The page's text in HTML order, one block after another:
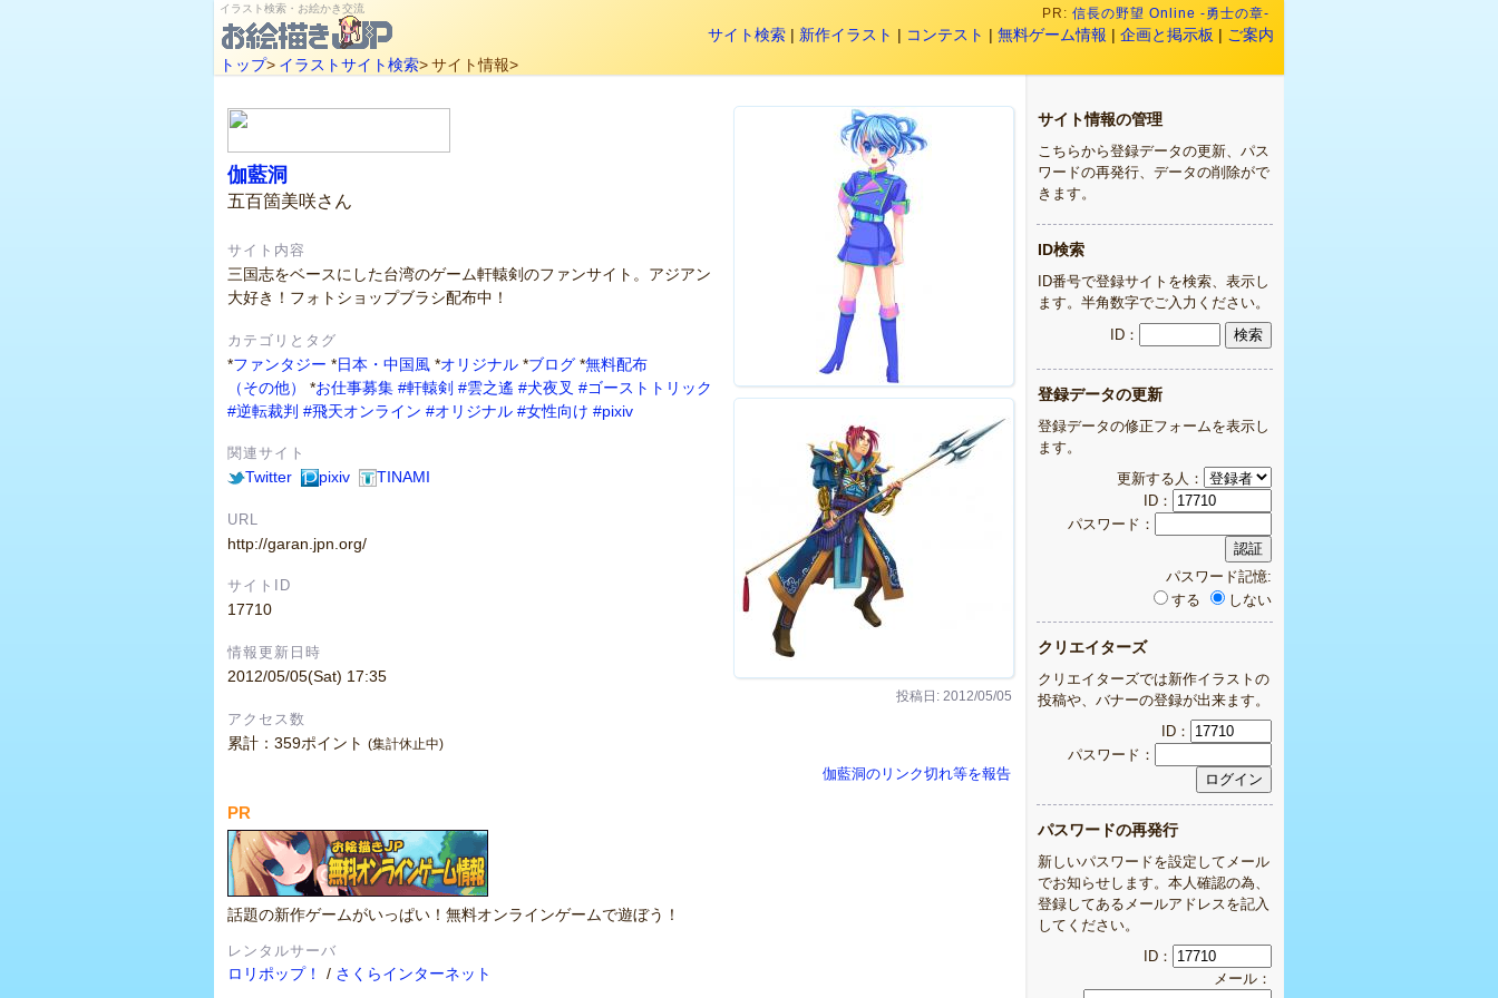
イラスト検索・お絵かき交流 PR: 信長の野望 Online -勇士の章-
サイト検索 | 新作イラスト | コンテスト | 無料ゲーム情報 | 企画と掲示板 | ご案内
トップ> イラストサイト検索>サイト情報>
投稿日: 2012/05/05
伽藍洞
五百箇美咲さん
サイト内容
三国志をベースにした台湾のゲーム軒轅剣のファンサイト。アジアン
大好き！フォトショップブラシ配布中！
カテゴリとタグ
*ファンタジー *日本・中国風 *オリジナル *ブログ *無料配布
（その他）
*お仕事募集 #軒轅剣 #雲之遙 #犬夜叉 #ゴーストトリック
#逆転裁判 #飛天オンライン #オリジナル #女性向け #pixiv
関連サイト
Twitter pixiv TINAMI
URL
http://garan.jpn.org/
サイトID
17710
情報更新日時
2012/05/05(Sat) 17:35
アクセス数
累計：359ポイント (集計休止中)
伽藍洞のリンク切れ等を報告
PR
話題の新作ゲームがいっぱい！無料オンラインゲームで遊ぼう！
レンタルサーバ
ロリポップ！ / さくらインターネット
サイト情報の管理
こちらから登録データの更新、パス
ワードの再発行、データの削除がで
きます。
ID検索
ID番号で登録サイトを検索、表示し
ます。半角数字でご入力ください。
ID：
登録データの更新
登録データの修正フォームを表示し
ます。
更新する人：
ID：
パスワード：
パスワード記憶:
する
しない
クリエイターズ
クリエイターズでは新作イラストの
投稿や、バナーの登録が出来ます。
ID：
パスワード：
パスワードの再発行
新しいパスワードを設定してメール
でお知らせします。本人確認の為、
登録してあるメールアドレスを記入
してください。
ID：
メール：